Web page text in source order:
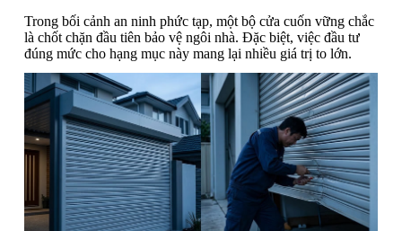
Trong bối cảnh an ninh phức tạp, một bộ cửa cuốn vững chắc
là chốt chặn đầu tiên bảo vệ ngôi nhà. Đặc biệt, việc đầu tư
đúng mức cho hạng mục này mang lại nhiều giá trị to lớn.